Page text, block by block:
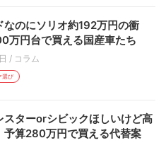
なのにソリオ約192万円の衝
円台で買える国産車たち
/ コラム
選び
スターorシビックほしいけど高
予算280万円で買える代替案